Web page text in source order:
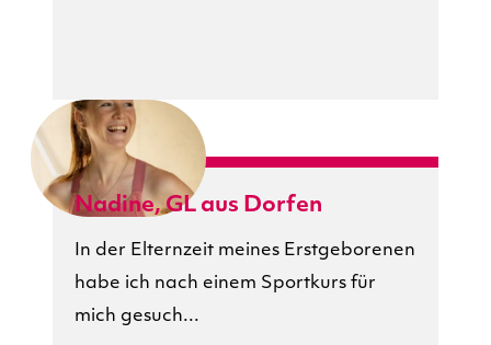
Nadine, GL aus Dorfen
In der Elternzeit meines Erstgeborenen
habe ich nach einem Sportkurs für
mich gesuch...